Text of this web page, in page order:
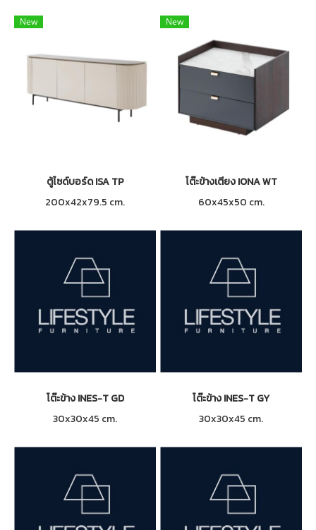
New
ตู้ไซด์บอร์ด ISA TP
200x42x79.5 cm.
New
โต๊ะข้างเตียง IONA WT
60x45x50 cm.
โต๊ะข้าง INES-T GD
30x30x45 cm.
โต๊ะข้าง INES-T GY
30x30x45 cm.